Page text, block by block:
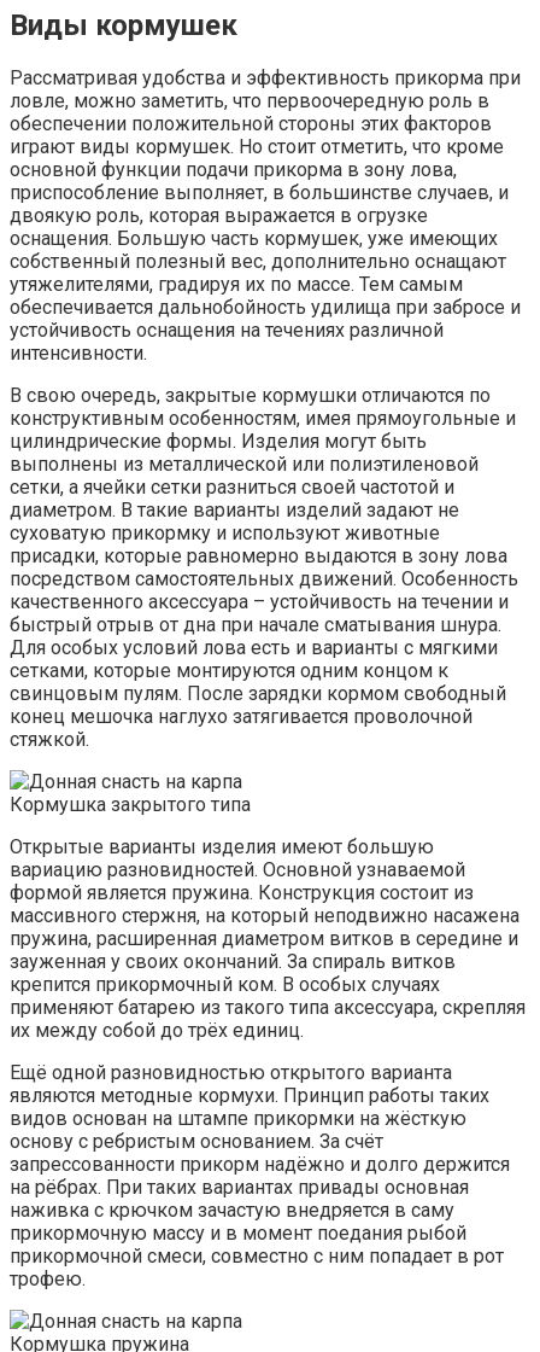
Виды кормушек
Рассматривая удобства и эффективность прикорма при
ловле, можно заметить, что первоочередную роль в
обеспечении положительной стороны этих факторов
играют виды кормушек. Но стоит отметить, что кроме
основной функции подачи прикорма в зону лова,
приспособление выполняет, в большинстве случаев, и
двоякую роль, которая выражается в огрузке
оснащения. Большую часть кормушек, уже имеющих
собственный полезный вес, дополнительно оснащают
утяжелителями, градируя их по массе. Тем самым
обеспечивается дальнобойность удилища при забросе и
устойчивость оснащения на течениях различной
интенсивности.
В свою очередь, закрытые кормушки отличаются по
конструктивным особенностям, имея прямоугольные и
цилиндрические формы. Изделия могут быть
выполнены из металлической или полиэтиленовой
сетки, а ячейки сетки разниться своей частотой и
диаметром. В такие варианты изделий задают не
суховатую прикормку и используют животные
присадки, которые равномерно выдаются в зону лова
посредством самостоятельных движений. Особенность
качественного аксессуара – устойчивость на течении и
быстрый отрыв от дна при начале сматывания шнура.
Для особых условий лова есть и варианты с мягкими
сетками, которые монтируются одним концом к
свинцовым пулям. После зарядки кормом свободный
конец мешочка наглухо затягивается проволочной
стяжкой.
Кормушка закрытого типа
Открытые варианты изделия имеют большую
вариацию разновидностей. Основной узнаваемой
формой является пружина. Конструкция состоит из
массивного стержня, на который неподвижно насажена
пружина, расширенная диаметром витков в середине и
зауженная у своих окончаний. За спираль витков
крепится прикормочный ком. В особых случаях
применяют батарею из такого типа аксессуара, скрепляя
их между собой до трёх единиц.
Ещё одной разновидностью открытого варианта
являются методные кормухи. Принцип работы таких
видов основан на штампе прикормки на жёсткую
основу с ребристым основанием. За счёт
запрессованности прикорм надёжно и долго держится
на рёбрах. При таких вариантах привады основная
наживка с крючком зачастую внедряется в саму
прикормочную массу и в момент поедания рыбой
прикормочной смеси, совместно с ним попадает в рот
трофею.
Кормушка пружина